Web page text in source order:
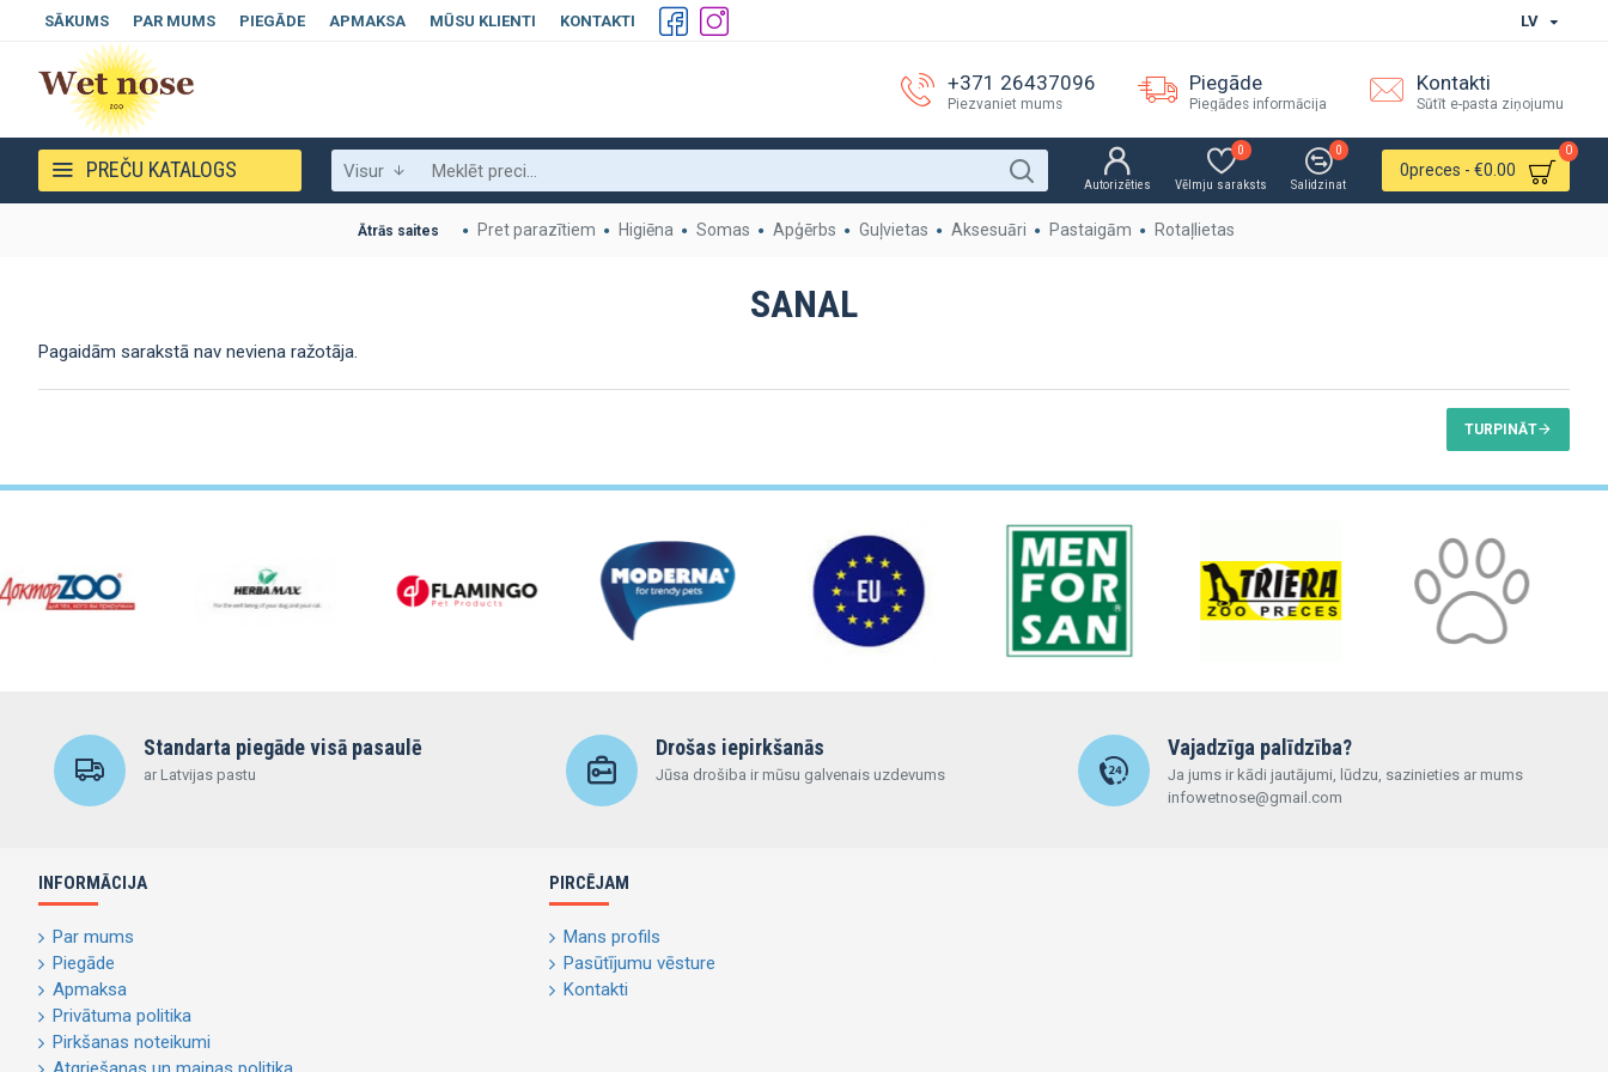
SĀKUMS PAR MUMS PIEGĀDE APMAKSA MŪSU KLIENTI KONTAKTI LV
+371 26437096
Piezvaniet mums
Piegāde
Piegādes informācija
Kontakti
Sūtīt e-pasta ziņojumu
PREČU KATALOGS Visur
Autorizēties Vēlmju saraksts
0
Salidzinat
0
0preces - €0.00
0
Ātrās saites Pret parazītiem Higiēna Somas Apģērbs Guļvietas Aksesuāri Pastaigām Rotaļlietas
SANAL
Pagaidām sarakstā nav neviena ražotāja.
TURPINĀT
Standarta piegāde visā pasaulē
ar Latvijas pastu
Drošas iepirkšanās
Jūsa drošiba ir mūsu galvenais uzdevums
Vajadzīga palīdzība?
Ja jums ir kādi jautājumi, lūdzu, sazinieties ar mums
infowetnose@gmail.com
INFORMĀCIJA
Par mums
Piegāde
Apmaksa
Privātuma politika
Pirkšanas noteikumi
PIRCĒJAM
Mans profils
Pasūtījumu vēsture
Kontakti